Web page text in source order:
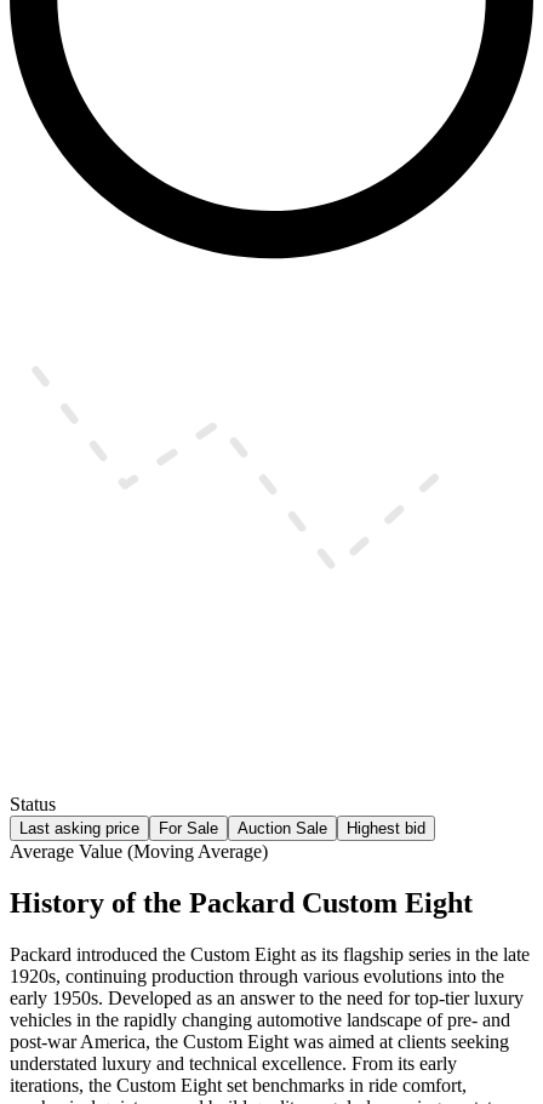
Status
Last asking price For Sale Auction Sale Highest bid
Average Value (Moving Average)
History of the Packard Custom Eight
Packard introduced the Custom Eight as its flagship series in the late
1920s, continuing production through various evolutions into the
early 1950s. Developed as an answer to the need for top-tier luxury
vehicles in the rapidly changing automotive landscape of pre- and
post-war America, the Custom Eight was aimed at clients seeking
understated luxury and technical excellence. From its early
iterations, the Custom Eight set benchmarks in ride comfort,